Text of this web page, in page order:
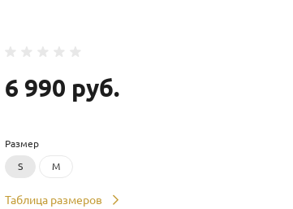
6 990 руб.
Размер
S M
Таблица размеров